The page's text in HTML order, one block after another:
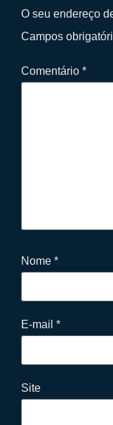
O seu endereço
Campos
Comentário *
Nome *
E-mail *
Site